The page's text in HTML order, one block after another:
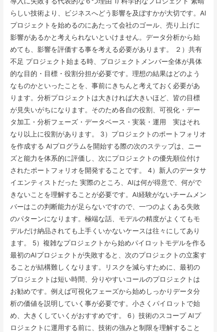
らしい技術より、ビジネスへどう影響を及ぼすかが大切です。AI
プロジェクトを始めるのにあたって会社のゴール、売り上げに
影響があるかと考えられないといけません。データ分析から始
めても、影響を評価する事を考える必要があります。 ２）共有
不足 プロジェクト始まる時、プロジェクトメンバー全体が具体
的な目的・目標・役割分担が必要です。理想の結果はどのよう
なものかといったことを、事前にきちんと考えておく必要があ
ります。分析プロジェクトは大きければ大きいほど、皆の目標
が見失いがちになります。そのため各自の役割、可視化・デー
タ加工・分析フェーズ・データベース・実装・運用 実はそれ
なり以上に役割があります。 3）プロジェクトのポートフォリオ
を作成する AIプログラムを開始する際の次のステップは、ニー
ズと能力を体系的に評価し、次にプロジェクトの優先順位付け
されたポートフォリオを開発することです。 4）新人のデータサ
イエンティストだった 実際のところ、AIは何が得意で、何がで
きないことを理解することが必要です。AI経験がないチームメン
バーはこの判断能力が足らないですので、一つのよくある失敗
のパターンになります。極端な話、モデルの精度がよくてもモ
デルだけ納品されても上手くいかないケースは往々にしてあり
ます。 5）複雑なプロジェクトから始めパイロットモデルを作る
最初のAIプロジェクトが失敗すると、次のプロジェクトの立案す
ることが結構難しくなります。リスクを減らすために、最初の
プロジェクトは短い時間、分りやすいコールのプロジェクトは
お勧めです。例えば可視化フェーズから始めしっかりデータ分
析の価値を説明していく事が必要です。小さくパイロットで始
め、大きくしていくがおすすめです。 6）技術のスコープ AIプ
ロジェクトに運用する前に、技術の強みと制限を理解すること